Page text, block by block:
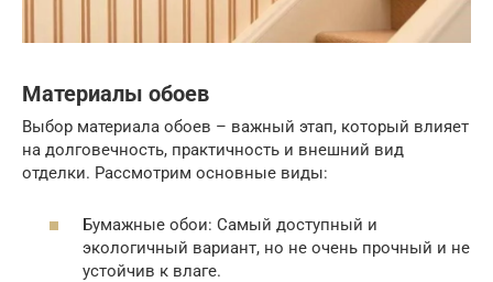
Материалы обоев
Выбор материала обоев – важный этап, который влияет
на долговечность, практичность и внешний вид
отделки. Рассмотрим основные виды:
Бумажные обои: Самый доступный и
экологичный вариант, но не очень прочный и не
устойчив к влаге.